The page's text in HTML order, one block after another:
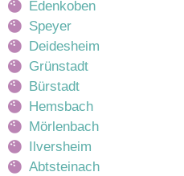
Edenkoben
Speyer
Deidesheim
Grünstadt
Bürstadt
Hemsbach
Mörlenbach
Ilversheim
Abtsteinach